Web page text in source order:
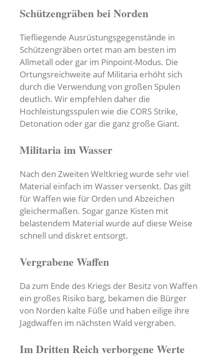
Schützengräben bei Norden
Tiefliegende Ausrüstungsgegenstände in
Schützengräben ortet man am besten im
Allmetall oder gar im Pinpoint-Modus. Die
Ortungsreichweite auf Militaria erhöht sich
durch die Verwendung von großen Spulen
deutlich. Wir empfehlen daher die
Hochleistungsspulen wie die CORS Strike,
Detonation oder gar die ganz große Giant.
Militaria im Wasser
Nach den Zweiten Weltkrieg wurde sehr viel
Material einfach im Wasser versenkt. Das gilt
für Waffen wie für Orden und Abzeichen
gleichermaßen. Sogar ganze Kisten mit
belastendem Material wurde auf diese Weise
schnell und diskret entsorgt.
Vergrabene Waffen
Da zum Ende des Kriegs der Besitz von Waffen
ein großes Risiko barg, bekamen die Bürger
von Norden kalte Füße und haben eilige ihre
Jagdwaffen im nächsten Wald vergraben.
Im Dritten Reich verborgene Werte